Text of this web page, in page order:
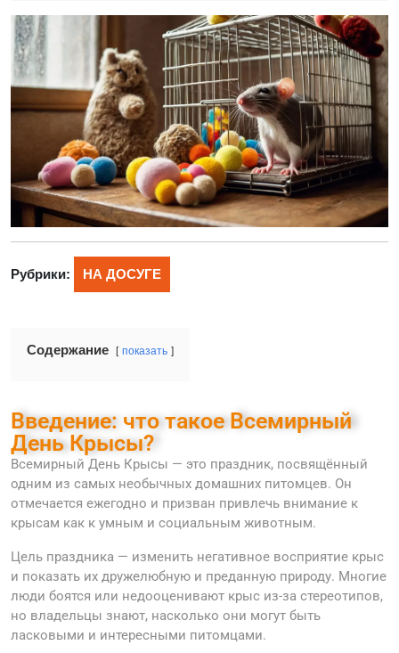
Рубрики: НА ДОСУГЕ
Содержание показать
Введение: что такое Всемирный
День Крысы?
Всемирный День Крысы — это праздник, посвящённый
одним из самых необычных домашних питомцев. Он
отмечается ежегодно и призван привлечь внимание к
крысам как к умным и социальным животным.
Цель праздника — изменить негативное восприятие крыс
и показать их дружелюбную и преданную природу. Многие
люди боятся или недооценивают крыс из-за стереотипов,
но владельцы знают, насколько они могут быть
ласковыми и интересными питомцами.